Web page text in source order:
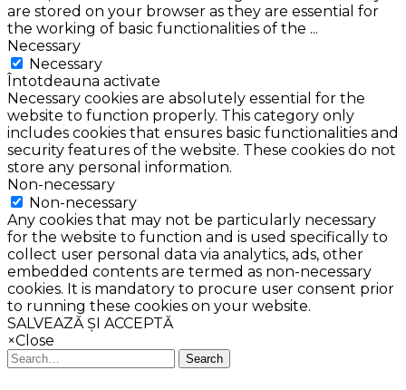
are stored on your browser as they are essential for
the working of basic functionalities of the ...
Necessary
Necessary
Întotdeauna activate
Necessary cookies are absolutely essential for the
website to function properly. This category only
includes cookies that ensures basic functionalities and
security features of the website. These cookies do not
store any personal information.
Non-necessary
Non-necessary
Any cookies that may not be particularly necessary
for the website to function and is used specifically to
collect user personal data via analytics, ads, other
embedded contents are termed as non-necessary
cookies. It is mandatory to procure user consent prior
to running these cookies on your website.
SALVEAZĂ ȘI ACCEPTĂ
×Close
Search